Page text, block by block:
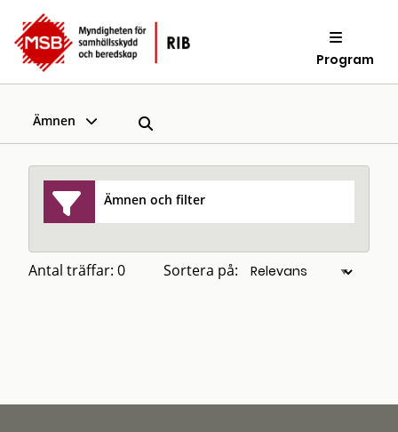
Program
Ämnen
Ämnen och filter
Antal träffar: 0 Sortera på: